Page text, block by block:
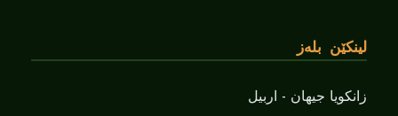
لینکێن بلەز
زانکویا جیهان - اربیل